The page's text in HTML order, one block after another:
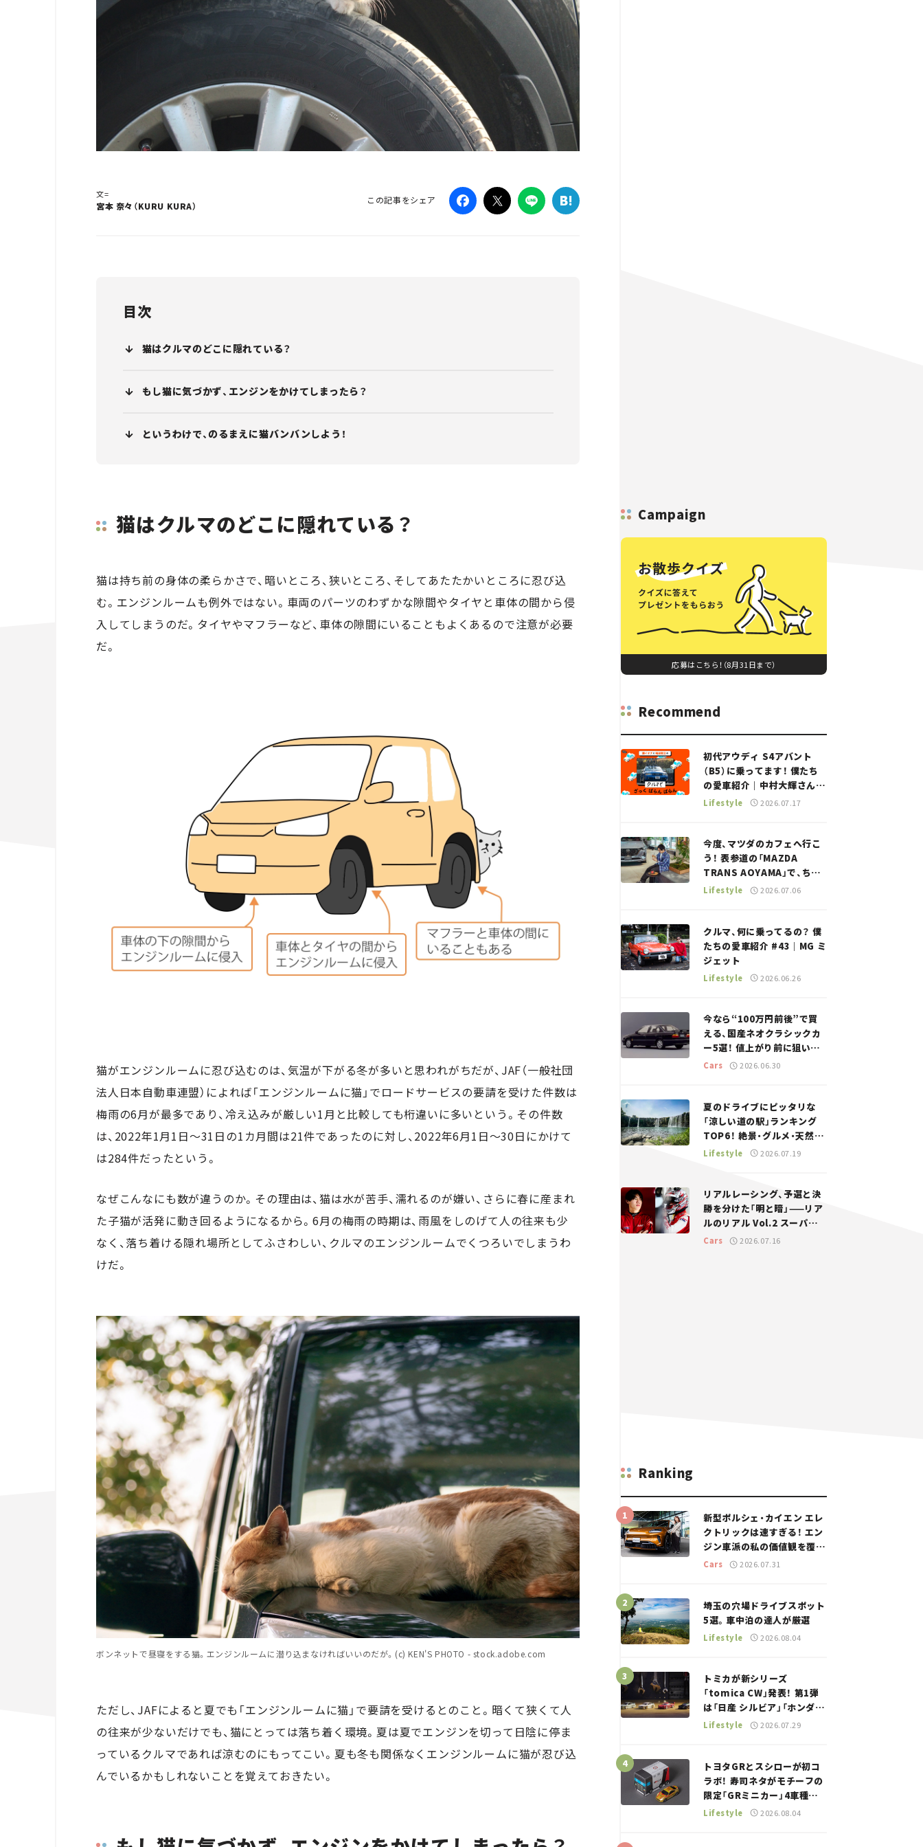
文=
宮本 奈々（KURU KURA）
この記事をシェア
目次
猫はクルマのどこに隠れている？
もし猫に気づかず、エンジンをかけてしまったら？
というわけで、のるまえに猫バンバンしよう！
猫はクルマのどこに隠れている？
猫は持ち前の身体の柔らかさで、暗いところ、狭いところ、そしてあたたかいところに忍び込
む。エンジンルームも例外ではない。車両のパーツのわずかな隙間やタイヤと車体の間から侵
入してしまうのだ。タイヤやマフラーなど、車体の隙間にいることもよくあるので注意が必要
だ。
猫がエンジンルームに忍び込むのは、気温が下がる冬が多いと思われがちだが、JAF（一般社団
法人日本自動車連盟）によれば「エンジンルームに猫」でロードサービスの要請を受けた件数は
梅雨の6月が最多であり、冷え込みが厳しい1月と比較しても桁違いに多いという。その件数
は、2022年1月1日～31日の1カ月間は21件であったのに対し、2022年6月1日～30日にかけて
は284件だったという。
なぜこんなにも数が違うのか。その理由は、猫は水が苦手、濡れるのが嫌い、さらに春に産まれ
た子猫が活発に動き回るようになるから。6月の梅雨の時期は、雨風をしのげて人の往来も少
なく、落ち着ける隠れ場所としてふさわしい、クルマのエンジンルームでくつろいでしまうわ
けだ。
ボンネットで昼寝をする猫。エンジンルームに潜り込まなければいいのだが。(c) KEN'S PHOTO - stock.adobe.com
ただし、JAFによると夏でも「エンジンルームに猫」で要請を受けるとのこと。暗くて狭くて人
の往来が少ないだけでも、猫にとっては落ち着く環境。夏は夏でエンジンを切って日陰に停ま
っているクルマであれば涼むのにもってこい。夏も冬も関係なくエンジンルームに猫が忍び込
んでいるかもしれないことを覚えておきたい。
Campaign
応募はこちら！（8月31日まで）
Recommend
初代アウディ S4アバント
（B5）に乗ってます！ 僕たち
の愛車紹介｜中村大輝さん
——瀬イオナと嶋田智之の
Lifestyle 2026.07.17
今度、マツダのカフェへ行こ
う！ 表参道の「MAZDA
TRANS AOYAMA」で、ちょ
っとひと息。——連載｜CCG
Lifestyle 2026.07.06
クルマ、何に乗ってるの？ 僕
たちの愛車紹介 #43｜MG ミ
ジェット
Lifestyle 2026.06.26
今なら“100万円前後”で買
える、国産ネオクラシックカ
ー5選！ 値上がり前に狙いた
い、中古車探しをお手伝い――ち
Cars 2026.06.30
夏のドライブにピッタリな
「涼しい道の駅」ランキング
TOP6！ 絶景・グルメ・天然ク
ーラーなど、避暑におすすめ
Lifestyle 2026.07.19
リアルレーシング、予選と決
勝を分けた「明と暗」——リア
ルのリアル Vol.2 スーパー
GT 2026開幕戦 岡山国際サ
Cars 2026.07.16
Ranking
新型ポルシェ・カイエン エレ
クトリックは速すぎる！ エン
ジン車派の私の価値観を覆し
た、新しいポルシェの走り。
Cars 2026.07.31
埼玉の穴場ドライブスポット
5選。車中泊の達人が厳選
Lifestyle 2026.08.04
トミカが新シリーズ
「tomica CW」発表！ 第1弾
は「日産 シルビア」「ホンダ
NSX」が登場。世界が注目す
Lifestyle 2026.07.29
トヨタGRとスシローが初コ
ラボ！ 寿司ネタがモチーフの
限定「GRミニカー」4車種が
登場。入手方法は？【クルマ
Lifestyle 2026.08.04